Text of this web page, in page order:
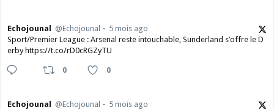
Echojounal @Echojounal
5 mois ago
Sport/Premier League : Arsenal reste intouchable, Sunderland s’offre le D
erby https://t.co/rD0cRGZyTU
0 0
Echojounal @Echojounal
5 mois ago